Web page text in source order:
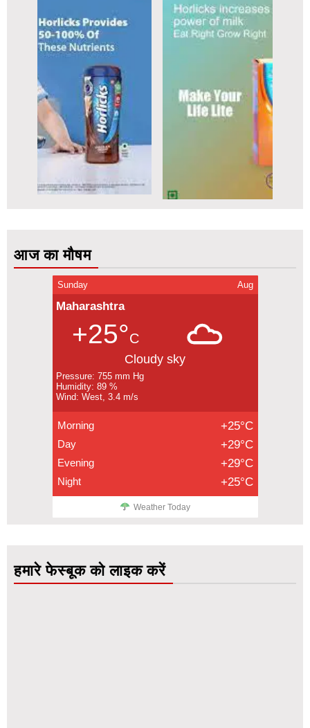
आज का मौषम
Sunday Aug
Maharashtra
+25°C
Cloudy sky
Pressure: 755 mm Hg
Humidity: 89 %
Wind: West, 3.4 m/s
Morning +25°C
Day +29°C
Evening +29°C
Night +25°C
Weather Today
हमारे फेस्बूक को लाइक करें